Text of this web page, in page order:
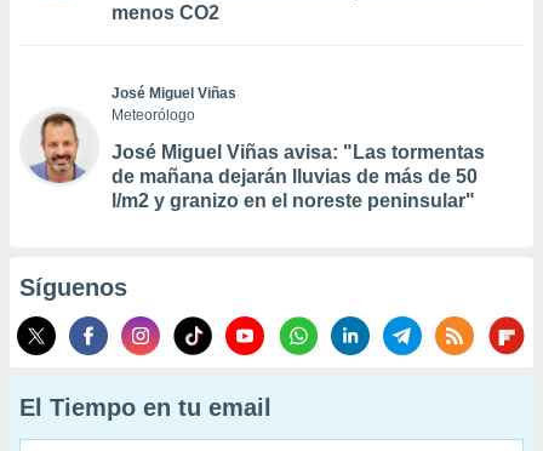
menos CO2
José Miguel Viñas
Meteorólogo
José Miguel Viñas avisa: "Las tormentas
de mañana dejarán lluvias de más de 50
l/m2 y granizo en el noreste peninsular"
Síguenos
El Tiempo en tu email